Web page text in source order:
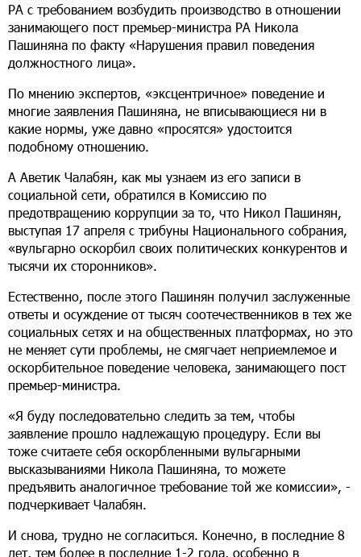
РА с требованием возбудить производство в отношении
занимающего пост премьер-министра РА Никола
Пашиняна по факту «Нарушения правил поведения
должностного лица».
По мнению экспертов, «эксцентричное» поведение и
многие заявления Пашиняна, не вписывающиеся ни в
какие нормы, уже давно «просятся» удостоится
подобному отношению.
А Аветик Чалабян, как мы узнаем из его записи в
социальной сети, обратился в Комиссию по
предотвращению коррупции за то, что Никол Пашинян,
выступая 17 апреля с трибуны Национального собрания,
«вульгарно оскорбил своих политических конкурентов и
тысячи их сторонников».
Естественно, после этого Пашинян получил заслуженные
ответы и осуждение от тысяч соотечественников в тех же
социальных сетях и на общественных платформах, но это
не меняет сути проблемы, не смягчает неприемлемое и
оскорбительное поведение человека, занимающего пост
премьер-министра.
«Я буду последовательно следить за тем, чтобы
заявление прошло надлежащую процедуру. Если вы
тоже считаете себя оскорбленными вульгарными
высказываниями Никола Пашиняна, то можете
предъявить аналогичное требование той же комиссии», -
подчеркивает Чалабян.
И снова, трудно не согласиться. Конечно, в последние 8
лет, тем более в последние 1-2 года, особенно в